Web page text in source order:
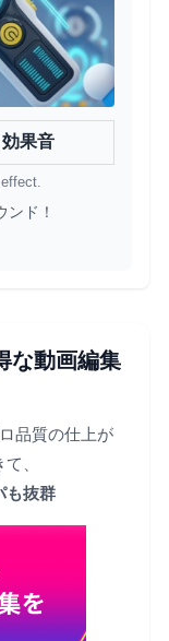
効果音
ド！
な動画編集
品質の仕上が
、
も抜群